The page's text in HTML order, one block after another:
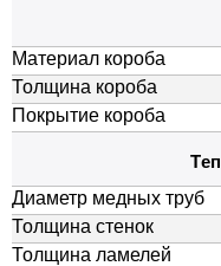
Материал короба
Толщина короба
Покрытие короба
Диаметр медных труб
Толщина стенок
Толщина ламелей